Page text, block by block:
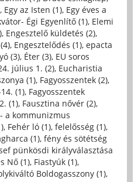
, Egy az Isten (1), Egy éves a
Égi Egyenlítő (1), Elemi
, Engesztelő küldetés (2),
, Engesztelődés (1), epacta
(3), Éter (3), EU soros
július 1. (2), Eucharistia
(1), Fagyosszentek (2),
(1), Fagyosszentek
(1), Fausztina nővér (2),
a kommunizmus
, Fehér ló (1), felelősség (1),
(1), fény és sötétség
pünkösdi királyválasztása
Nő (1), Fiastyúk (1),
Boldogasszony (1),